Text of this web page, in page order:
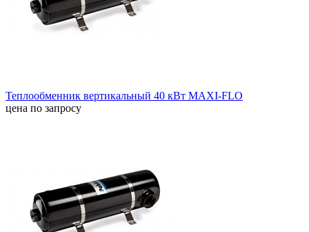
Теплообменник вертикальный 40 кВт MAXI-FLO
цена по запросу